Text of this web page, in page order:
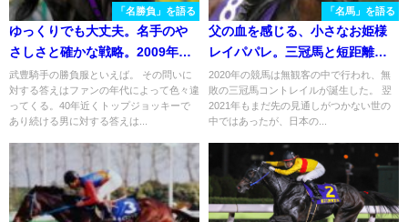
「名勝負」を語る
ゆっくりでも大丈夫。名手のや
さしさと確かな戦略。2009年リ
ーチザクラウンのきさらぎ賞
武豊騎手の勝負服といえば。 その問いに
対する答えはファンの年代によって色々違
ってくる。40年近くトップジョッキーで
あり続ける男に対する答えは...
「名馬」を語る
父の血を感じる、小さなお姫様
レイパパレ。三冠馬と短距離女
王を撃破した、泥まみれの疾
走。
2020年の競馬は無観客の中で行われ、無
敗の三冠馬コントレイルが誕生した。 翌
2021年もまだ先の見通しがつかない世の
中ではあったが、日本の...